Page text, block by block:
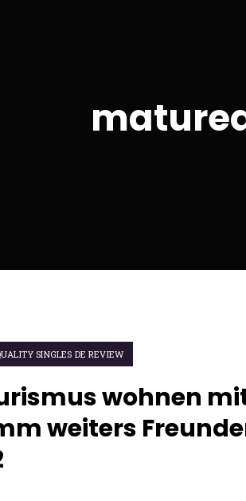
SINGLES DE REVIEW
wohnen
weiters